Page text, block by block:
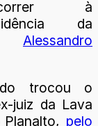
à
da
Alessandro
trocou o
juiz da Lava
pelo